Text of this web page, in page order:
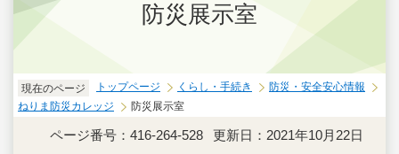
防災展示室
現在のページ トップページ くらし・手続き
防災・安全安心情報
ねりま防災カレッジ
防災展示室
ページ番号：416-264-528
更新日：2021年10月22日